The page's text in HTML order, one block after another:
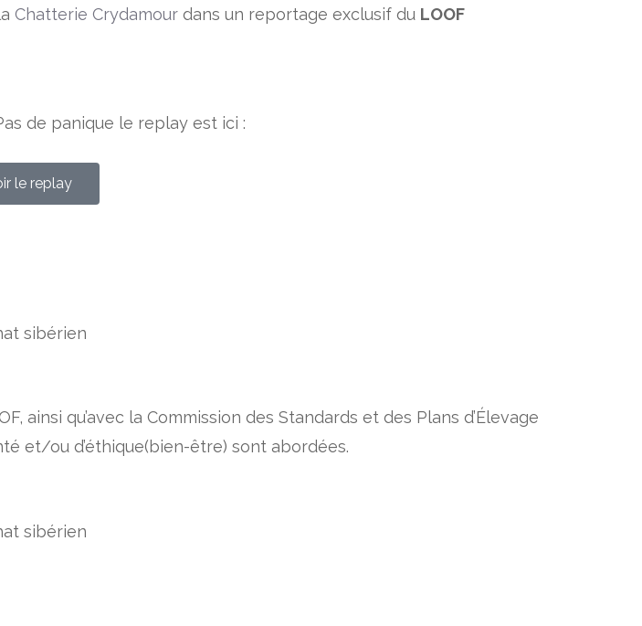
Chatterie Crydamour dans un reportage exclusif du LOOF
de panique le replay est ici :
le replay
qu’avec la Commission des Standards et des Plans d’Élevage
et/ou d’éthique(bien-être) sont abordées.